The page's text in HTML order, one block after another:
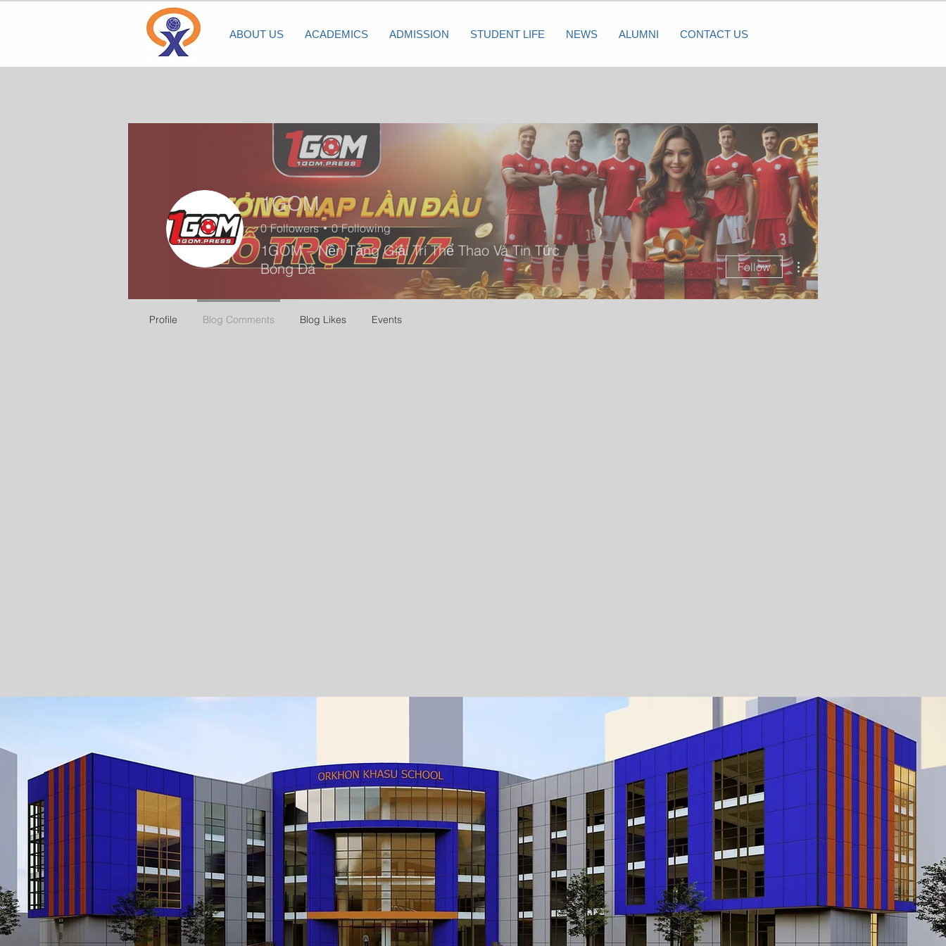
ABOUT US ACADEMICS ADMISSION STUDENT LIFE NEWS ALUMNI CONTACT US
1GOM
0 Followers 0 Following
1GOM – Nền Tảng Giải Trí Thể Thao Và Tin Tức
Bóng Đá
Follow
More actions
Profile Blog Comments Blog Likes Events